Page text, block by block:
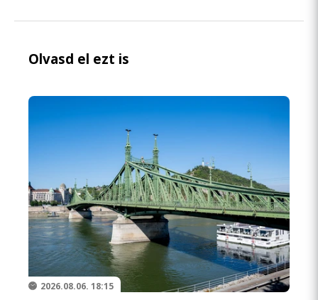
Olvasd el ezt is
2026.08.06. 18:15